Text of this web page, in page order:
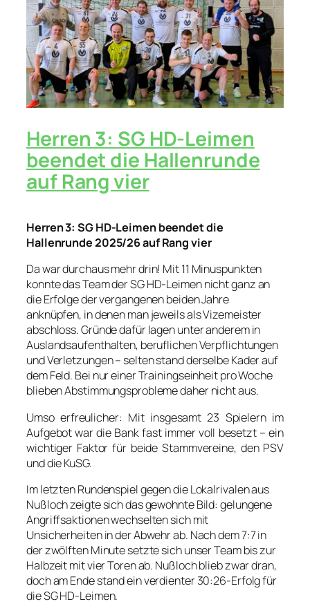
Herren 3: SG HD-Leimen
beendet die Hallenrunde
auf Rang vier
Herren 3: SG HD-Leimen beendet die
Hallenrunde 2025/26 auf Rang vier
Da war durchaus mehr drin! Mit 11 Minuspunkten
konnte das Team der SG HD-Leimen nicht ganz an
die Erfolge der vergangenen beiden Jahre
anknüpfen, in denen man jeweils als Vizemeister
abschloss. Gründe dafür lagen unter anderem in
Auslandsaufenthalten, beruflichen Verpflichtungen
und Verletzungen – selten stand derselbe Kader auf
dem Feld. Bei nur einer Trainingseinheit pro Woche
blieben Abstimmungsprobleme daher nicht aus.
Umso erfreulicher: Mit insgesamt 23 Spielern im
Aufgebot war die Bank fast immer voll besetzt – ein
wichtiger Faktor für beide Stammvereine, den PSV
und die KuSG.
Im letzten Rundenspiel gegen die Lokalrivalen aus
Nußloch zeigte sich das gewohnte Bild: gelungene
Angriffsaktionen wechselten sich mit
Unsicherheiten in der Abwehr ab. Nach dem 7:7 in
der zwölften Minute setzte sich unser Team bis zur
Halbzeit mit vier Toren ab. Nußloch blieb zwar dran,
doch am Ende stand ein verdienter 30:26-Erfolg für
die SG HD-Leimen.